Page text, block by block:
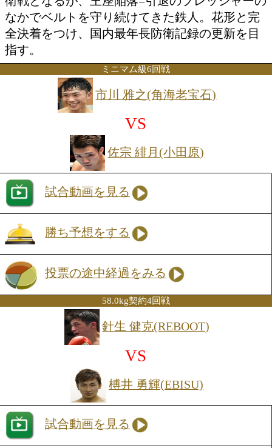
特集ページを見る
注目:昨年6月の前回は壮絶な打ち合いを
げ観客を沸かせたが、判定は三者三様
となり、池山が4度目の防衛に成功。今
目の世界挑戦となる花形は、好戦的な
が持ち味の実力者で戦績は22戦13勝
分。キャリア10年目の区切りに悲願の
う。一方、迎え撃つ池山は4戦続けて敵
衛戦となるが、王座陥落=引退のプレッ
なかでベルトを守り続けてきた鉄人。
全決着をつけ、国内最年長防衛記録の
指す。
ミニマム級6回戦
市川 雅之(角海老宝石)
VS
佐宗 緋月(小田原)